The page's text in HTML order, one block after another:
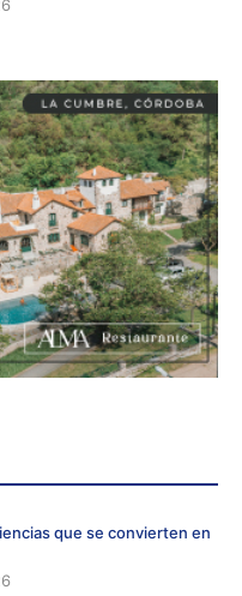
que se convierten en